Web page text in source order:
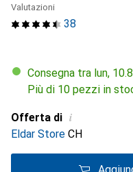
38
Valutazioni
Consegna tra lun,
Più di 10 pezzi in
Offerta di i
Eldar Store CH